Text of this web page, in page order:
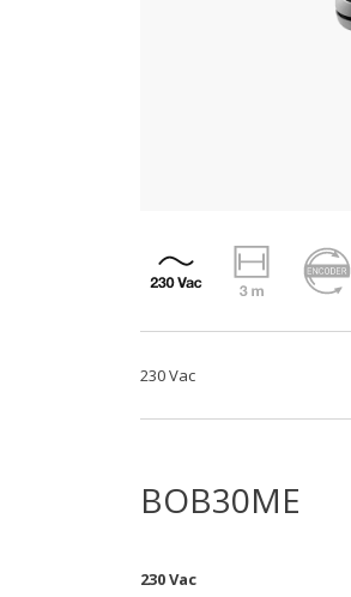
230 Vac
BOB30ME
230 Vac